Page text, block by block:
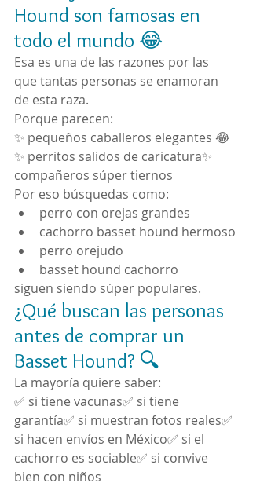
Hound son famosas en
todo el mundo 😂
Esa es una de las razones por las
que tantas personas se enamoran
de esta raza.
Porque parecen:
✨ pequeños caballeros elegantes 😂
✨ perritos salidos de caricatura✨
compañeros súper tiernos
Por eso búsquedas como:
perro con orejas grandes
cachorro basset hound hermoso
perro orejudo
basset hound cachorro
siguen siendo súper populares.
¿Qué buscan las personas
antes de comprar un
Basset Hound? 🔍
La mayoría quiere saber:
✅ si tiene vacunas✅ si tiene
garantía✅ si muestran fotos reales✅
si hacen envíos en México✅ si el
cachorro es sociable✅ si convive
bien con niños